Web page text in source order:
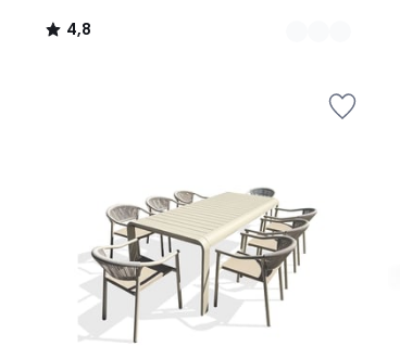
4,8
/